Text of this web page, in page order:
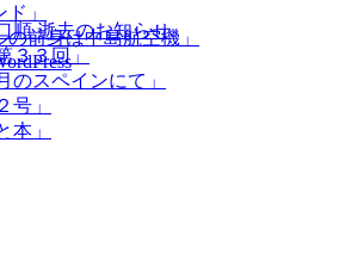
順 逝去のお知らせ
３回」
のスペインにて」
号」
本」
者
ゴ
ー
」
の前身は中島航空機」